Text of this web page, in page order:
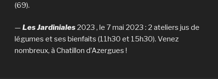
(69).
— Les Jardiniales 2023 , le 7 mai 2023 : 2 ateliers jus de
légumes et ses bienfaits (11h30 et 15h30). Venez
nombreux, à Chatillon d’Azergues !